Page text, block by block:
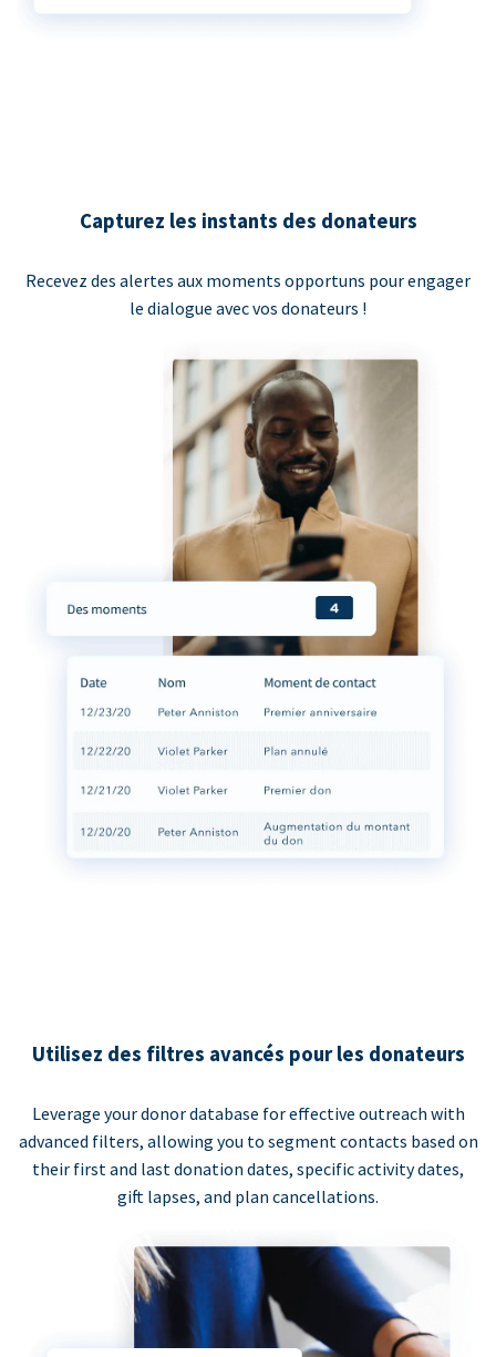
Capturez les instants des donateurs
Recevez des alertes aux moments opportuns pour engager
le dialogue avec vos donateurs !
Utilisez des filtres avancés pour les donateurs
Leverage your donor database for effective outreach with
advanced filters, allowing you to segment contacts based on
their first and last donation dates, specific activity dates,
gift lapses, and plan cancellations.